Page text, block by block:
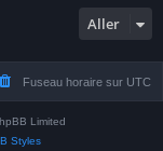
Aller
Fuseau horaire sur UTC
Limited
Styles